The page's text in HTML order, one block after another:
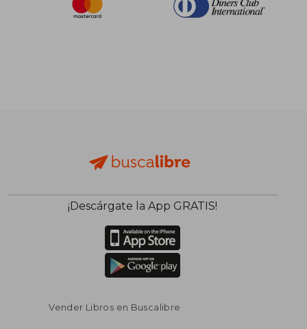
¡Descárgate la App GRATIS!
Vender Libros en Buscalibre